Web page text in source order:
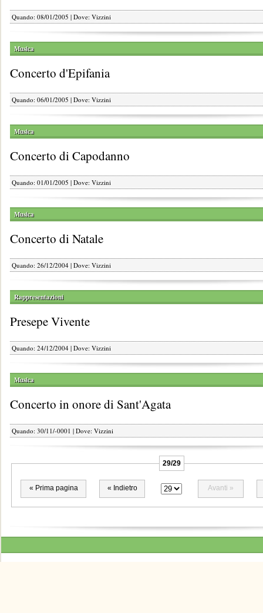
Quando: 08/01/2005 | Dove: Vizzini
Musica
Concerto d'Epifania
Quando: 06/01/2005 | Dove: Vizzini
Musica
Concerto di Capodanno
Quando: 01/01/2005 | Dove: Vizzini
Musica
Concerto di Natale
Quando: 26/12/2004 | Dove: Vizzini
Rappresentazioni
Presepe Vivente
Quando: 24/12/2004 | Dove: Vizzini
Musica
Concerto in onore di Sant'Agata
Quando: 30/11/-0001 | Dove: Vizzini
29/29
« Prima pagina « Indietro Avanti »